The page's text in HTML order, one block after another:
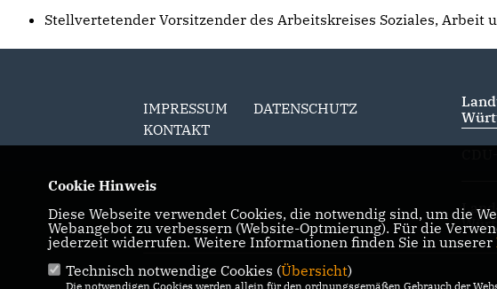
Stellvertetender Vorsitzender des Arbeitskreises Soziales, Arbeit
IMPRESSUM
DATENSCHUTZ
KONTAKT
@2026 Dr. Michael Preusch MdL
Cookie Hinweis
Diese Webseite verwendet Cookies, die notwendig sind, um die
Webangebot zu verbessern (Website-Optmierung). Für die
jederzeit widerrufen. Weitere Informationen finden Sie in unserer
Technisch notwendige Cookies (Übersicht)
Die notwendigen Cookies werden allein für den ordnungsgemäßen Gebrauch der